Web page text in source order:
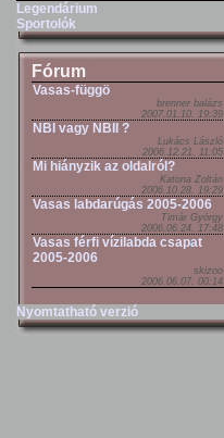
Legendárium
Sportolók
Fórum
Vasas-függö
brenner balázs
2007.01.10. 19:39
NBI vagy NBII ?
Lukács László
2006.12.21. 11:05
Mi hiányzik az oldalról?
Katona Zoltán
2006.10.28. 19:29
Vasas labdarúgás 2005-2006
Timár György
2006.06.24. 17:48
Vasas férfi vízilabda csapat
2005-2006
skizoo
2006.06.07. 00:14
Nyomtatható verzió